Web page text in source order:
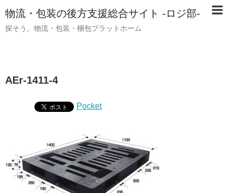
物流・包装の後方支援総合サイト -ロジ部-
探そう。物流・包装・梱包プラットホーム
AEr-1411-4
Pocket